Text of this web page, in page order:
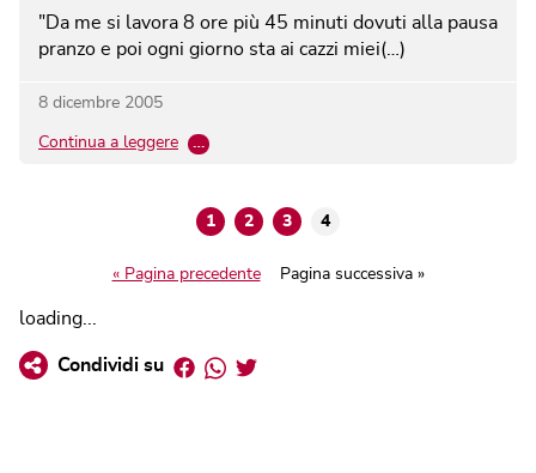
"Da me si lavora 8 ore più 45 minuti dovuti alla pausa
pranzo e poi ogni giorno sta ai cazzi miei(…)
8 dicembre 2005
Continua a leggere …
1 2 3 4
« Pagina precedente Pagina successiva »
loading...
Condividi su Facebook
Whatsapp
Twitter